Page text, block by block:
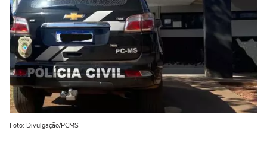
Foto: Divulgação/PCMS